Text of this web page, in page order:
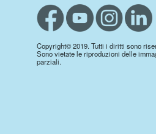
Copyright© 2019. Tutti i diritti sono
Sono vietate le riproduzioni delle
parziali.